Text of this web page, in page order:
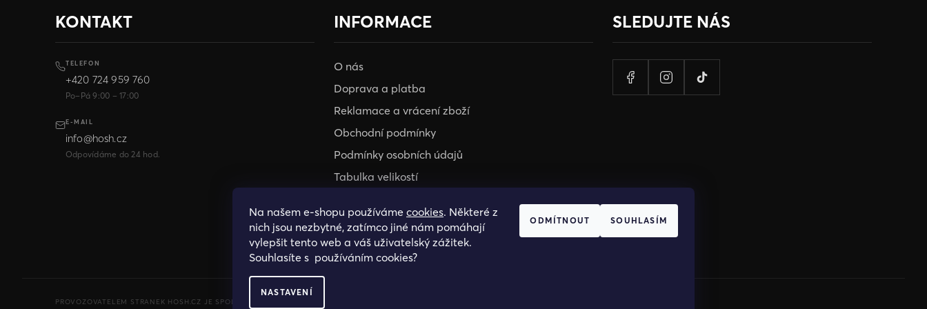
Na našem e-shopu používáme cookies. Některé z
nich jsou nezbytné, zatímco jiné nám pomáhají
vylepšit tento web a váš uživatelský zážitek.
Souhlasíte s používáním cookies?
NASTAVENÍ
ODMÍTNOUT SOUHLASÍM
KONTAKT
TELEFON
+420 724 959 760
Po–Pá 9:00 – 17:00
E-MAIL
info@hosh.cz
Odpovídáme do 24 hod.
INFORMACE
O nás
Doprava a platba
Reklamace a vrácení zboží
Obchodní podmínky
Podmínky osobních údajů
Tabulka velikostí
HOSH KLUB
VELKOOBCHOD
SLEDUJTE NÁS
PROVOZOVATELEM STRANEK HOSH.CZ JE SPOLECNOST PAK FASHION S.R.O., IC: 25774701.